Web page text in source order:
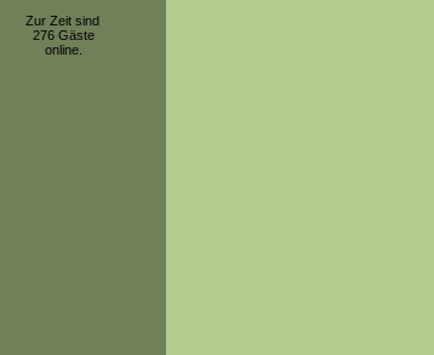
Zur Zeit sind
276 Gäste
online.